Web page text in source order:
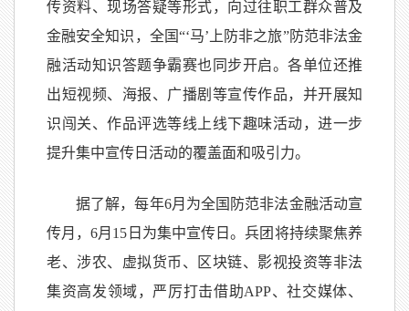
传资料、现场答疑等形式，向过往职工群众普及
金融安全知识，全国“‘马’上防非之旅”防范非法金
融活动知识答题争霸赛也同步开启。各单位还推
出短视频、海报、广播剧等宣传作品，并开展知
识闯关、作品评选等线上线下趣味活动，进一步
提升集中宣传日活动的覆盖面和吸引力。
据了解，每年6月为全国防范非法金融活动宣
传月，6月15日为集中宣传日。兵团将持续聚焦养
老、涉农、虚拟货币、区块链、影视投资等非法
集资高发领域，严厉打击借助APP、社交媒体、